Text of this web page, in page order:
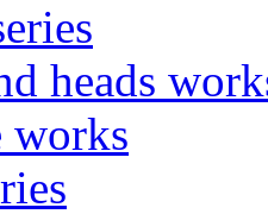
heads
works